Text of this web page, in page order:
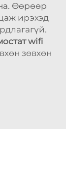
Өөрөөр
ирэхэд
wifi
зөвхөн